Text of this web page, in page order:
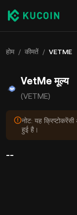
होम / कीमतें / VETME
VetMe मूल्य
(VETME)
नोट: यह
हुई है।
--